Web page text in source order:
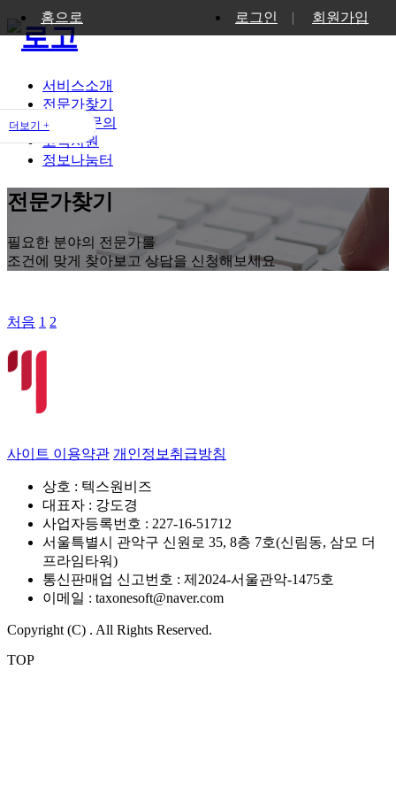
홈으로 로그인 | 회원가입
서비스소개
전문가찾기
1:1상담문의
고객지원
정보나눔터
전문가찾기
필요한 분야의 전문가를
조건에 맞게 찾아보고 상담을 신청해보세요
더보기 +
처음 1 2
사이트 이용약관 개인정보취급방침
상호 : 텍스원비즈
대표자 : 강도경
사업자등록번호 : 227-16-51712
서울특별시 관악구 신원로 35, 8층 7호(신림동, 삼모 더
프라임타워)
통신판매업 신고번호 : 제2024-서울관악-1475호
이메일 : taxonesoft@naver.com
Copyright (C) . All Rights Reserved.
TOP